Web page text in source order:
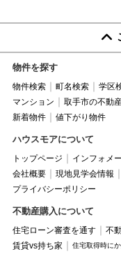
物件を探す
物件検索 町名検索 学区
マンション
取手市の不動
新着物件
値下がり物件
ハウスモアについて
トップページ インフォメ
会社概要
現地見学会情報
プライバシーポリシー
不動産購入について
住宅ローン審査を通す 不
賃貸vs持ち家
住宅取得時に